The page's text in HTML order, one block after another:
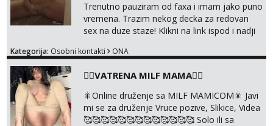
Trenutno pauziram od faxa i imam jako puno
vremena. Trazim nekog decka za redovan
sex na duze staze! Klikni na link ispod i nadji
Kategorija: Osobni kontakti ONA
❤️‍🔥VATRENA MILF MAMA❤️‍🔥
🎇Online druženje sa MILF MAMICOM🎇 Javi
mi se za druženje Vruce pozive, Slikice, Videa
🥰🥰🥰🥰🥰🥰🥰🥰🥰🥰🥰🥰🥰 Solo ili sa